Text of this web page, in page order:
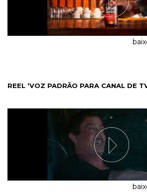
REEL ‘VOZ PADRÃO PARA CANAL DE